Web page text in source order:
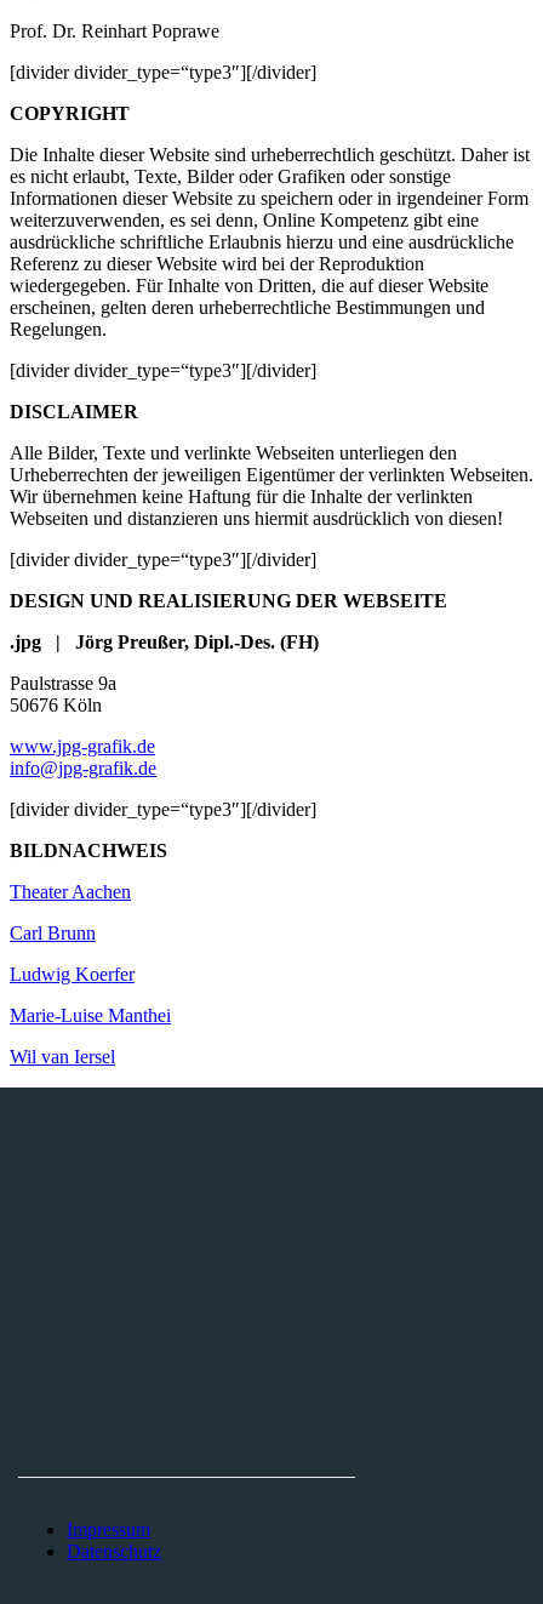
Prof. Dr. Reinhart Poprawe
[divider divider_type=“type3″][/divider]
COPYRIGHT
Die Inhalte dieser Website sind urheberrechtlich geschützt. Daher ist
es nicht erlaubt, Texte, Bilder oder Grafiken oder sonstige
Informationen dieser Website zu speichern oder in irgendeiner Form
weiterzuverwenden, es sei denn, Online Kompetenz gibt eine
ausdrückliche schriftliche Erlaubnis hierzu und eine ausdrückliche
Referenz zu dieser Website wird bei der Reproduktion
wiedergegeben. Für Inhalte von Dritten, die auf dieser Website
erscheinen, gelten deren urheberrechtliche Bestimmungen und
Regelungen.
[divider divider_type=“type3″][/divider]
DISCLAIMER
Alle Bilder, Texte und verlinkte Webseiten unterliegen den
Urheberrechten der jeweiligen Eigentümer der verlinkten Webseiten.
Wir übernehmen keine Haftung für die Inhalte der verlinkten
Webseiten und distanzieren uns hiermit ausdrücklich von diesen!
[divider divider_type=“type3″][/divider]
DESIGN UND REALISIERUNG DER WEBSEITE
.jpg | Jörg Preußer, Dipl.-Des. (FH)
Paulstrasse 9a
50676 Köln
www.jpg-grafik.de
info@jpg-grafik.de
[divider divider_type=“type3″][/divider]
BILDNACHWEIS
Theater Aachen
Carl Brunn
Ludwig Koerfer
Marie-Luise Manthei
Wil van Iersel
Impressum
Datenschutz